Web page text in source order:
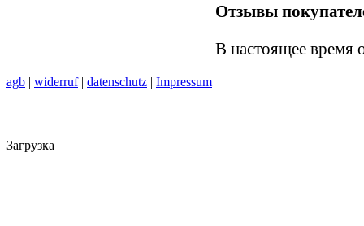
Отзывы
В настоящее время
agb | widerruf| datenschutz | Impressum
Загрузка